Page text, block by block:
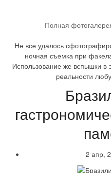
Полная
Не все удалось
ночная съемка при
Использование же вспышки в
реальности
2 апр,